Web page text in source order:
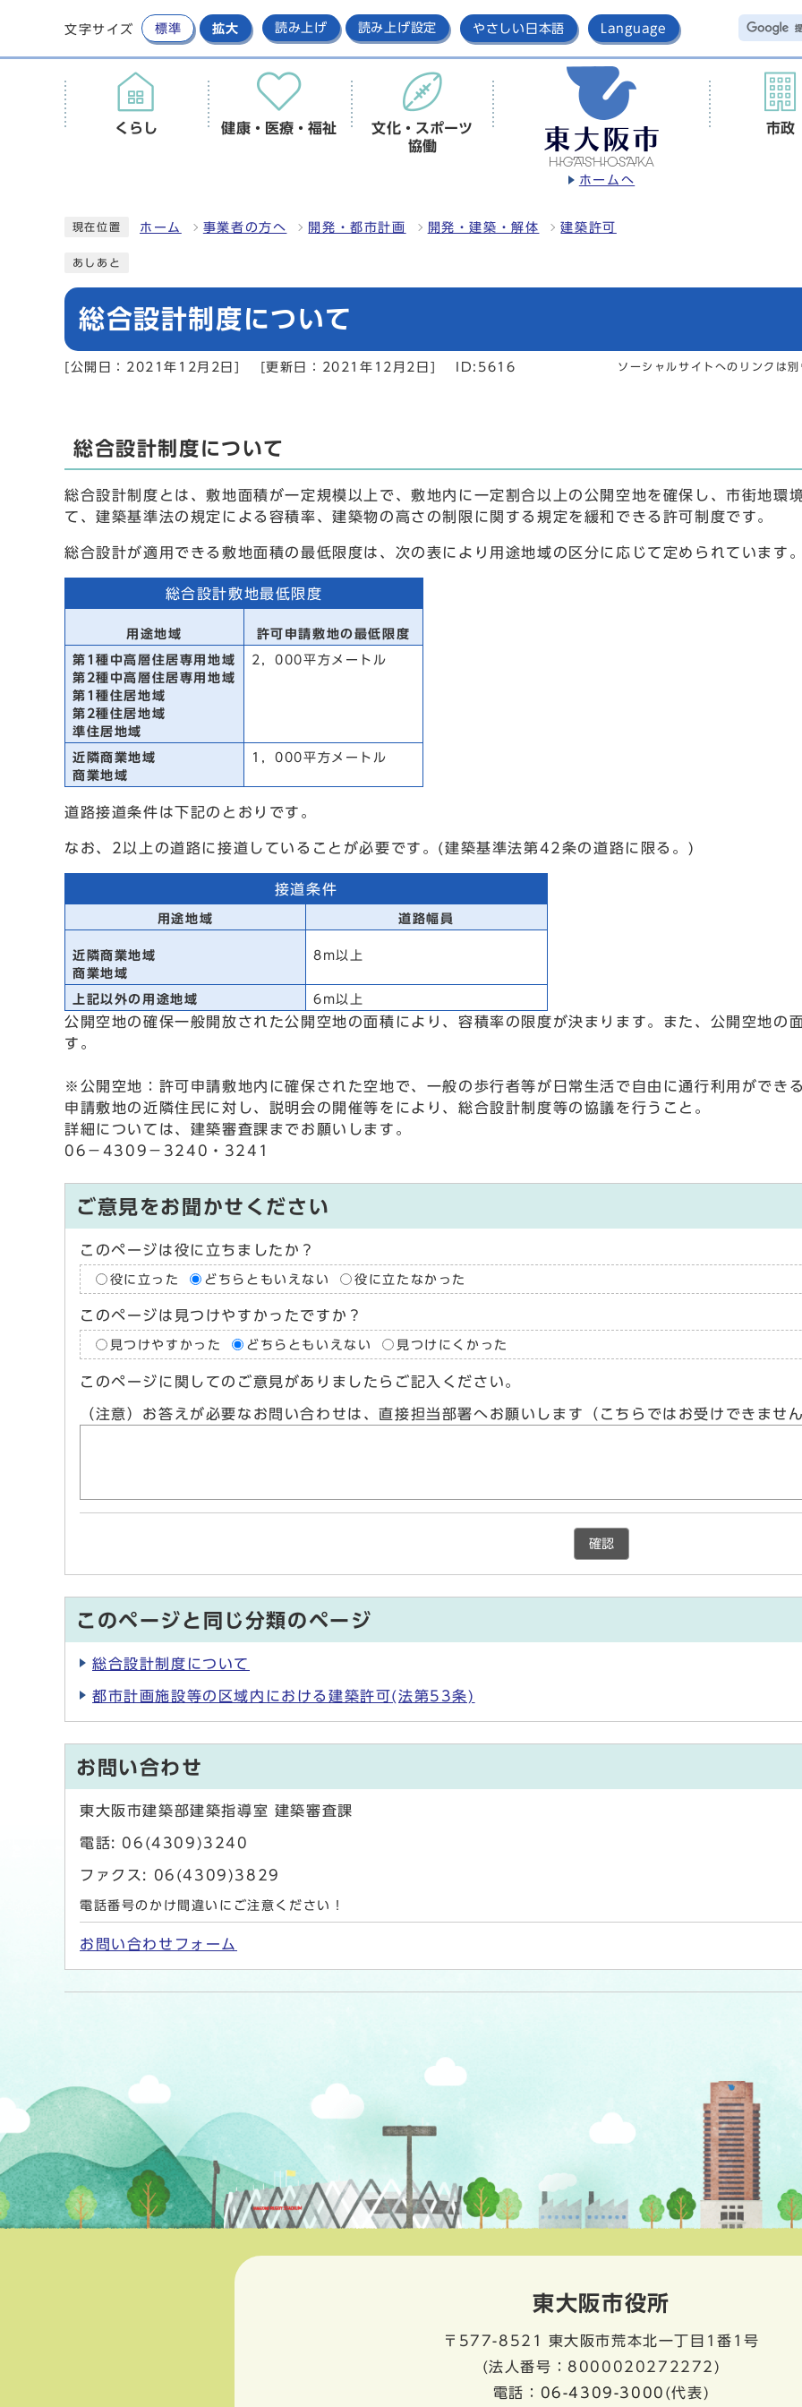
文字サイズ 標準 拡大 読み上げ 読み上げ設定 やさしい日本語 Language
ホームへ
くらし 健康・医療・福祉
文化・スポーツ
協働
市政
現在位置 ホーム 事業者の方へ 開発・都市計画 開発・建築・解体 建築許可
あしあと
総合設計制度について
[公開日：2021年12月2日] [更新日：2021年12月2日] ID:5616 ソーシャルサイトへのリンクは
総合設計制度について
総合設計制度とは、敷地面積が一定規模以上で、敷地内に一定割合以上の公開空地を確保し、市街地環
て、建築基準法の規定による容積率、建築物の高さの制限に関する規定を緩和できる許可制度です。
総合設計が適用できる敷地面積の最低限度は、次の表により用途地域の区分に応じて定められています
総合設計敷地最低限度
用途地域 許可申請敷地の最低限度
第1種中高層住居専用地域
第2種中高層住居専用地域
第1種住居地域
第2種住居地域
準住居地域
2，000平方メートル
近隣商業地域
商業地域
1，000平方メートル
道路接道条件は下記のとおりです。
なお、2以上の道路に接道していることが必要です。(建築基準法第42条の道路に限る。)
接道条件
用途地域 道路幅員
近隣商業地域
商業地域
8m以上
上記以外の用途地域 6m以上
公開空地の確保一般開放された公開空地の面積により、容積率の限度が決まります。また、公開空地の
す。
※公開空地：許可申請敷地内に確保された空地で、一般の歩行者等が日常生活で自由に通行利用ができ
申請敷地の近隣住民に対し、説明会の開催等をにより、総合設計制度等の協議を行うこと。
詳細については、建築審査課までお願いします。
06－4309－3240・3241
ご意見をお聞かせください
このページは役に立ちましたか？
役に立った どちらともいえない 役に立たなかった
このページは見つけやすかったですか？
見つけやすかった どちらともいえない 見つけにくかった
このページに関してのご意見がありましたらご記入ください。
（注意）お答えが必要なお問い合わせは、直接担当部署へお願いします（こちらではお受けできませ
確認
このページと同じ分類のページ
総合設計制度について
都市計画施設等の区域内における建築許可(法第53条)
お問い合わせ
東大阪市建築部建築指導室 建築審査課
電話: 06(4309)3240
ファクス: 06(4309)3829
電話番号のかけ間違いにご注意ください！
お問い合わせフォーム
東大阪市役所
〒577-8521
東大阪市荒本北一丁目1番1号
(法人番号：8000020272272)
電話： 06-4309-3000 (代表)